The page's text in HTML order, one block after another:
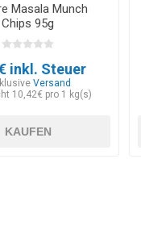
Masala Munch
Chips 95g
inkl. Steuer
Versand
10,42€ pro 1 kg(s)
KAUFEN